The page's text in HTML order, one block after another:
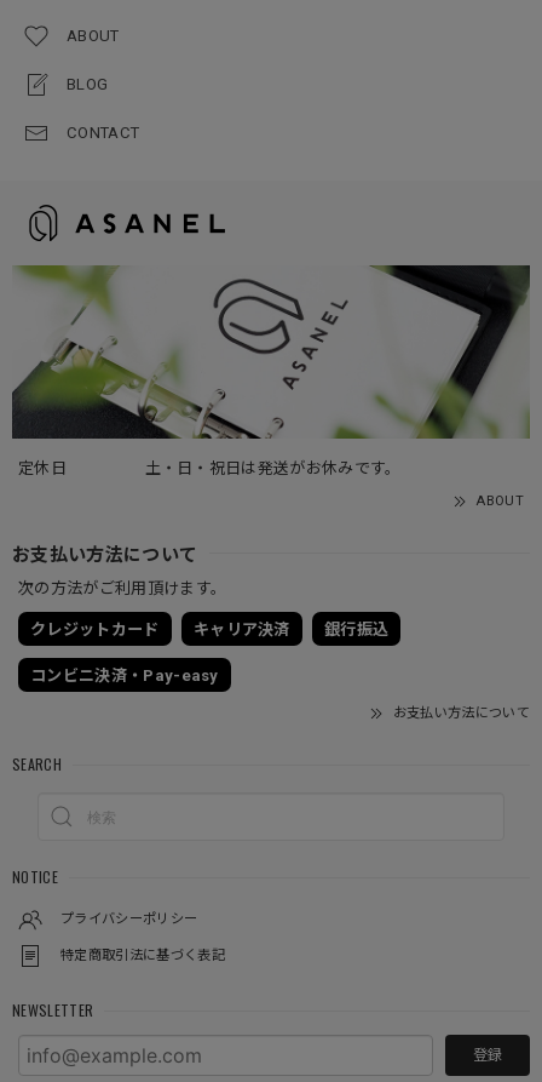
ABOUT
BLOG
CONTACT
定休日 土・日・祝日は発送がお休みです。
ABOUT
お支払い方法について
次の方法がご利用頂けます。
クレジットカード キャリア決済 銀行振込
コンビニ決済・Pay-easy
お支払い方法について
SEARCH
NOTICE
プライバシーポリシー
特定商取引法に基づく表記
NEWSLETTER
登録